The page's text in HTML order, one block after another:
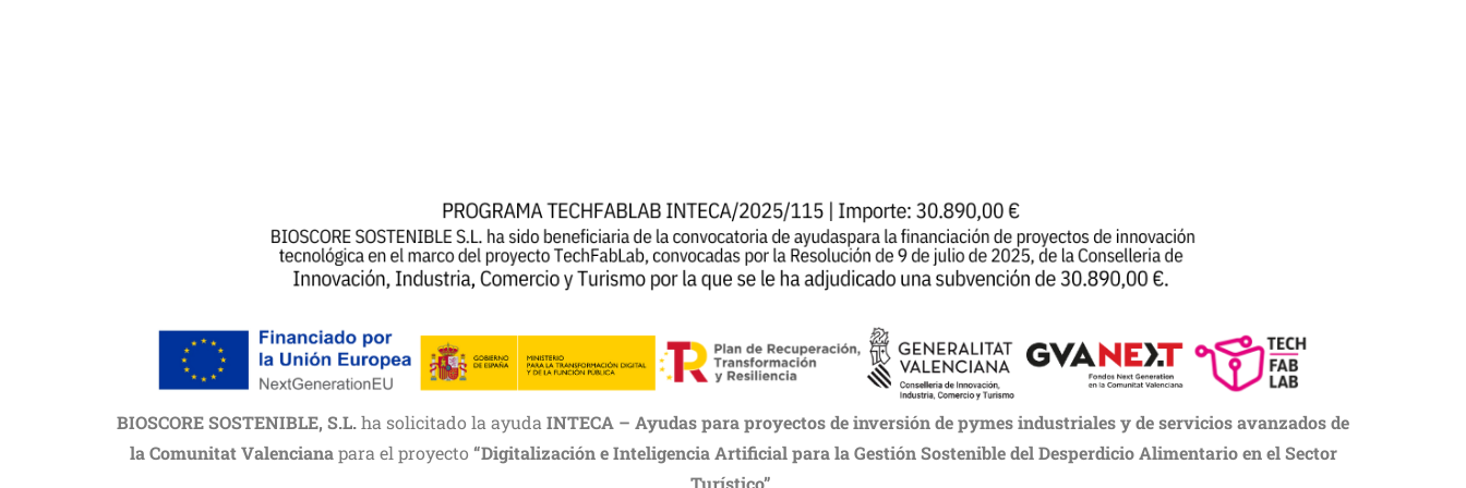
BIOSCORE SOSTENIBLE, S.L.ha solicitado la ayuda INTECA – Ayudas para proyectos de inversión de pymes industriales y de servicios avanzados de
la Comunitat Valencianapara el proyecto “Digitalización e Inteligencia Artificial para la Gestión Sostenible del Desperdicio Alimentario en el Sector
Turístico”